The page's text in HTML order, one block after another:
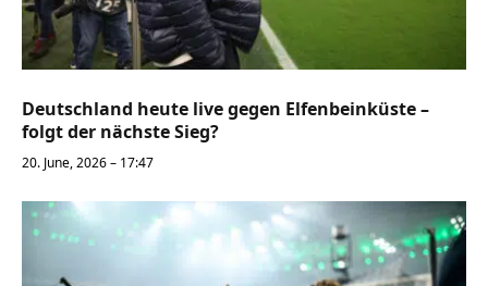
Deutschland heute live gegen Elfenbeinküste –
folgt der nächste Sieg?
20. June, 2026 – 17:47